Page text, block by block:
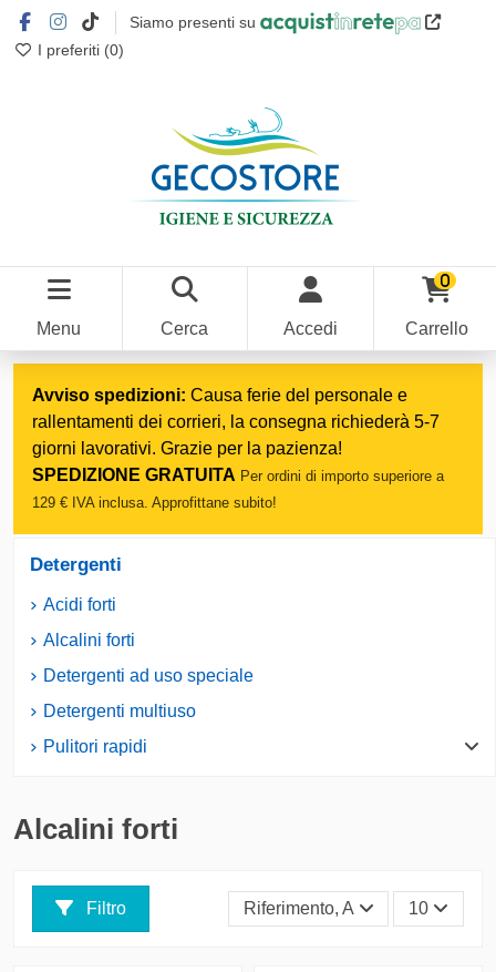
Siamo presenti su
I preferiti (0)
Menu Cerca Accedi
0
Carrello
Avviso spedizioni: Causa ferie del personale e
rallentamenti dei corrieri, la consegna richiederà 5-7
giorni lavorativi. Grazie per la pazienza!
SPEDIZIONE GRATUITA Per ordini di importo superiore a
129 € IVA inclusa. Approfittane subito!
Alcalini forti
Filtro Riferimento, A - Z 10
Detergenti
Acidi forti
Alcalini forti
Detergenti ad uso speciale
Detergenti multiuso
Pulitori rapidi